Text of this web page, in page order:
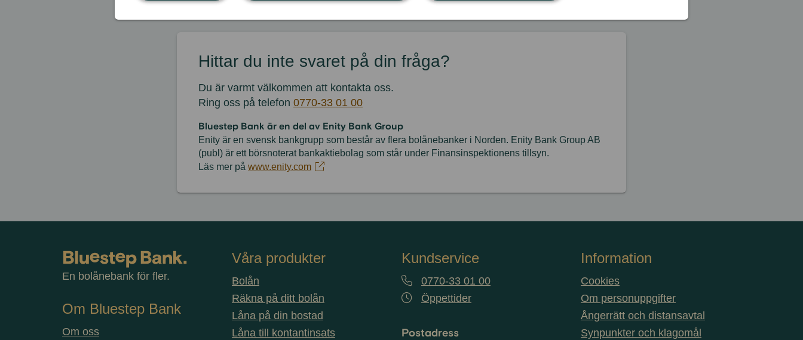
Hittar du inte svaret på din fråga?
Du är varmt välkommen att kontakta oss.
Ring oss på telefon 0770-33 01 00
Bluestep Bank är en del av Enity Bank Group
Enity är en svensk bankgrupp som består av flera bolånebanker i Norden. Enity Bank Group AB
(publ) är ett börsnoterat bankaktiebolag som står under Finansinspektionens tillsyn.
Läs mer på www.enity.com
En bolånebank för fler.
Om Bluestep Bank
Om oss
Våra produkter
Bolån
Räkna på ditt bolån
Låna på din bostad
Låna till kontantinsats
Kundservice
0770-33 01 00
Öppettider
Postadress
Information
Cookies
Om personuppgifter
Ångerrätt och distansavtal
Synpunkter och klagomål